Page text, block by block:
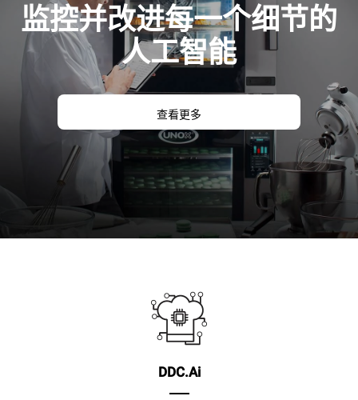
监控并改进每一个细节的
人工智能
查看更多
DDC.Ai